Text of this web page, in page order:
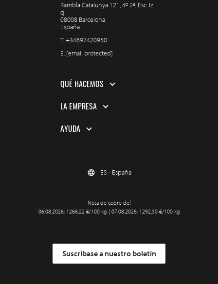
Rambla Catalunya 121, 4º 2ª, Esc. Iz
q.
08008 Barcelona
España
T.+34697420950
E. [email protected]
QUÉ HACEMOS
LA EMPRESA
AYUDA
ES - España
Nota de cobre del
06.08.2026: 1266,22 €/100 kg | 07.08.2026: 1292,30 €/100 kg
Suscríbase a nuestro boletín